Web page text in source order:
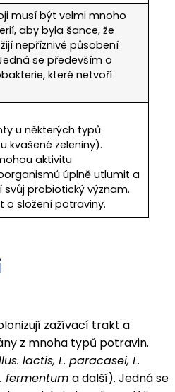
musí být velmi mnoho
aby byla šance, že
nepříznivé působení
se především o
které netvoří
u některých typů
kvašené zeleniny).
aktivitu
úplně utlumit a
probiotický význam.
o složení potraviny.
zažívací trakt a
z mnoha typů potravin.
lactis, L. paracasei, L.
fermentum a další). Jedná se